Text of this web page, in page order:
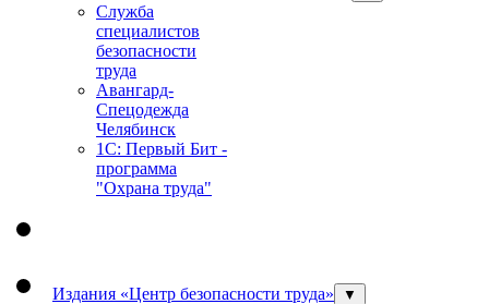
Служба
специалистов
безопасности
труда
Авангард-
Спецодежда
Челябинск
1С: Первый Бит -
программа
"Охрана труда"
Издания «Центр безопасности труда» ▼